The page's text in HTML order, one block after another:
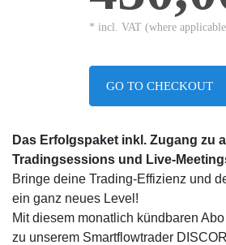
* incl. VAT (where
GO TO CHECKOUT
Das Erfolgspaket inkl. Zugang zu
Tradingsessions und Live-
Bringe deine Trading-Effizienz und
ein ganz neues Level!
Mit diesem monatlich kündbaren
zu unserem Smartflowtrader